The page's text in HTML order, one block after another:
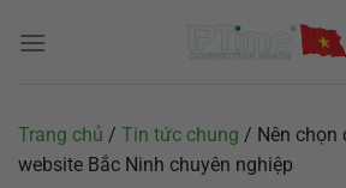
đến
Trang chủ / Tin tức chung / Nên chọn
website Bắc Ninh chuyên nghiệp